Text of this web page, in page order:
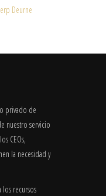
Deurne
privado de
nuestro servicio
CEOs,
la necesidad y
los recursos